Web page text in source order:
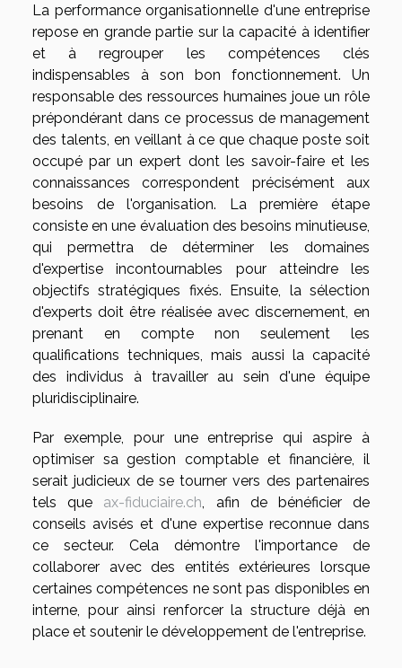
La performance organisationnelle d'une entreprise
repose en grande partie sur la capacité à identifier
et à regrouper les compétences clés
indispensables à son bon fonctionnement. Un
responsable des ressources humaines joue un rôle
prépondérant dans ce processus de management
des talents, en veillant à ce que chaque poste soit
occupé par un expert dont les savoir-faire et les
connaissances correspondent précisément aux
besoins de l'organisation. La première étape
consiste en une évaluation des besoins minutieuse,
qui permettra de déterminer les domaines
d'expertise incontournables pour atteindre les
objectifs stratégiques fixés. Ensuite, la sélection
d'experts doit être réalisée avec discernement, en
prenant en compte non seulement les
qualifications techniques, mais aussi la capacité
des individus à travailler au sein d'une équipe
pluridisciplinaire.
Par exemple, pour une entreprise qui aspire à
optimiser sa gestion comptable et financière, il
serait judicieux de se tourner vers des partenaires
tels que ax-fiduciaire.ch, afin de bénéficier de
conseils avisés et d'une expertise reconnue dans
ce secteur. Cela démontre l'importance de
collaborer avec des entités extérieures lorsque
certaines compétences ne sont pas disponibles en
interne, pour ainsi renforcer la structure déjà en
place et soutenir le développement de l'entreprise.